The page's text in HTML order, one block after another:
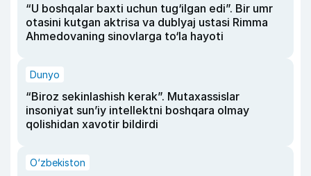
“U boshqalar baxti uchun tug‘ilgan edi”. Bir umr
otasini kutgan aktrisa va dublyaj ustasi Rimma
Ahmedovaning sinovlarga to‘la hayoti
Dunyo
“Biroz sekinlashish kerak”. Mutaxassislar
insoniyat sun’iy intellektni boshqara olmay
qolishidan xavotir bildirdi
O‘zbekiston